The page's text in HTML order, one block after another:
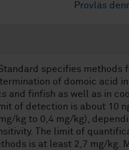
Provläs
Standard specifies methods
of domoic acid
and finfish as well as in
of detection is about 10
kg to 0,4 mg/kg),
The limit of
is at least 2,7 mg/kg.